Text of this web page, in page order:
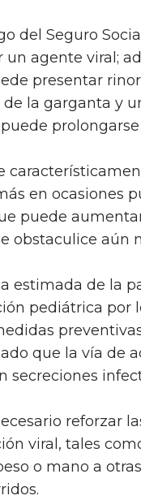
del Seguro
un agente viral;
presentar
la garganta y
en ocasiones
puede
obstaculice aún
estimada de la
pediátrica por
que la vía de
secreciones
reforzar
viral, tales
o mano a